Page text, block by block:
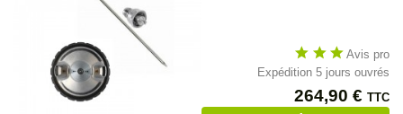
star star star Avis pro
Expédition 5 jours ouvrés
Prix
264,90 € TTC